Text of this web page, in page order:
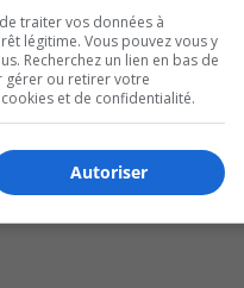
traiter vos données à
légitime. Vous pouvez vous y
Recherchez un lien en bas de
gérer ou retirer votre
et de confidentialité.
Autoriser